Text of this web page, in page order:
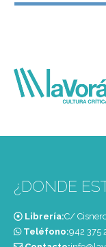
¿DONDE
Librería:C/
Teléfono:‭942 375